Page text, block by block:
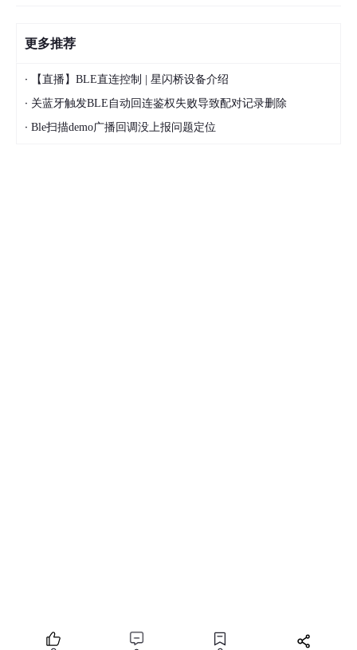
更多推荐
· 【直播】BLE直连控制 | 星闪桥设备介绍
· 关蓝牙触发BLE自动回连鉴权失败导致配对记录删除
· Ble扫描demo广播回调没上报问题定位